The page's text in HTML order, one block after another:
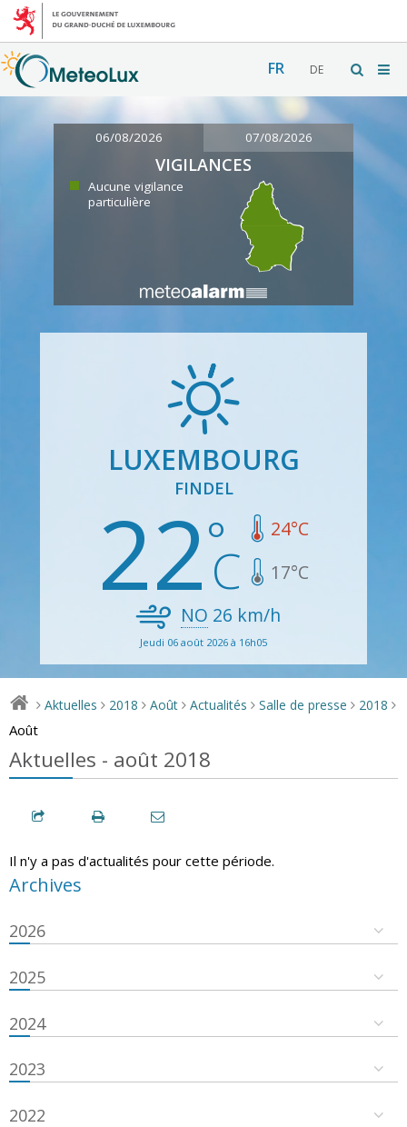
FR DE
06/08/2026 07/08/2026
VIGILANCES
Aucune vigilance
particulière
LUXEMBOURG
FINDEL
22 24°C
17°C
NO 26 km/h
Jeudi 06 août 2026 à 16h05
> Aktuelles > 2018 > Août > Actualités > Salle de presse > 2018 >
Août
Aktuelles - août 2018
Il n'y a pas d'actualités pour cette période.
Archives
2026
2025
2024
2023
2022